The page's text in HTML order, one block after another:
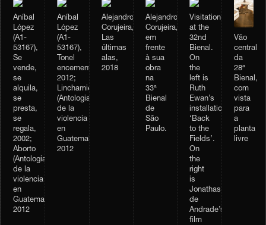
Aníbal
López
(A1-
53167),
Se
vende,
se
alquila,
se
presta,
se
regala,
2002;
Aborto
(Antologia
de la
violencia
en
Guatemala),
2012
Aníbal
López
(A1-
53167),
Tonel
encementado,
2012;
Linchamiento
(Antologia
de la
violencia
en
Guatemala),
2012
Alejandro
Corujeira,
Las
últimas
alas,
2018
Alejandro
Corujeira,
em
frente
à sua
obra
na
33ª
Bienal
de
São
Paulo.
Visitation
at the
32nd
Bienal.
On
the
left is
Ruth
Ewan’s
installation
‘Back
to the
Fields’.
On
the
right
is
Jonathas
de
Andrade’s
film
Vão
central
da
28ª
Bienal,
com
vista
para
a
planta
livre